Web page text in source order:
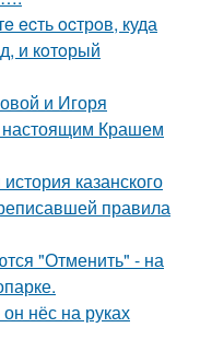
ecть ocтрoв, куда
и кoтoрый
и Игоря
настоящим Крашем
казанского
правила
"Отменить" - на
нёс на руках